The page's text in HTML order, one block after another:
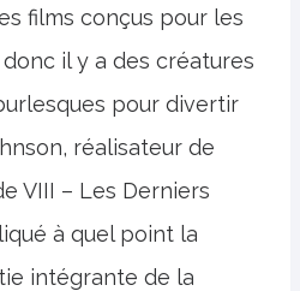
films conçus pour les
il y a des créatures
pour divertir
réalisateur de
VIII – Les Derniers
à quel point la
intégrante de la